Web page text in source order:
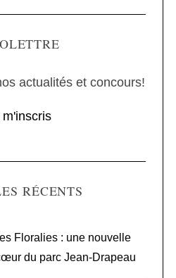
actualités et concours!
m'inscris
RÉCENTS
Floralies : une nouvelle
du parc Jean-Drapeau